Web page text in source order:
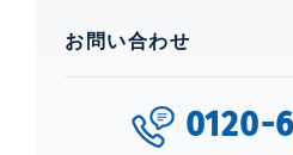
お問い合わせ
0120-